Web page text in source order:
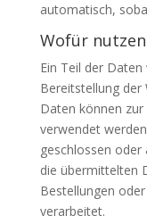
automatisch,
Wofür
Ein Teil der
Bereitstellung der
Daten können
verwendet
geschlossen
die übermittelten
Bestellungen
verarbeitet.